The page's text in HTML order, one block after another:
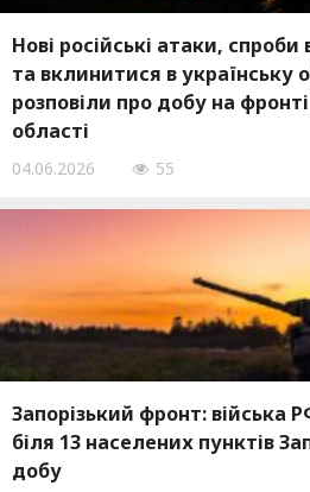
Нові російські атаки,
та вклинитися в українську
розповіли про добу на фронті
області
04.06.2026 55
Запорізький фронт: війська
біля 13 населених пунктів
добу